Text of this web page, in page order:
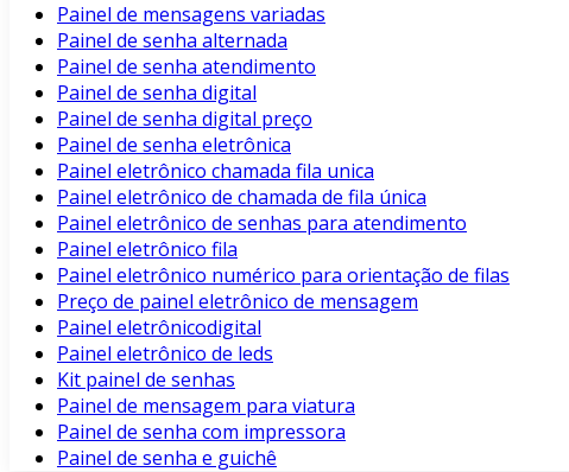
Painel de mensagens variadas
Painel de senha alternada
Painel de senha atendimento
Painel de senha digital
Painel de senha digital preço
Painel de senha eletrônica
Painel eletrônico chamada fila unica
Painel eletrônico de chamada de fila única
Painel eletrônico de senhas para atendimento
Painel eletrônico fila
Painel eletrônico numérico para orientação de filas
Preço de painel eletrônico de mensagem
Painel eletrônicodigital
Painel eletrônico de leds
Kit painel de senhas
Painel de mensagem para viatura
Painel de senha com impressora
Painel de senha e guichê